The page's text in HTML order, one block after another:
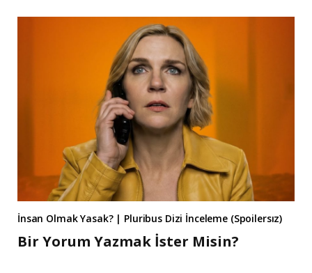
İnsan Olmak Yasak? | Pluribus Dizi İnceleme (Spoilersız)
Bir Yorum Yazmak İster Misin?